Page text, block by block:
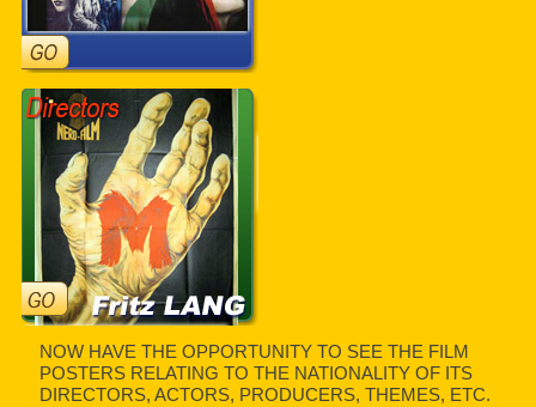
NOW HAVE THE OPPORTUNITY TO SEE THE FILM
POSTERS RELATING TO THE NATIONALITY OF ITS
DIRECTORS, ACTORS, PRODUCERS, THEMES, ETC.